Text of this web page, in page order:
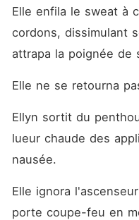
Elle enfila le sweat à
cordons, dissimulant
attrapa la poignée de
Elle ne se retourna
Ellyn sortit du
lueur chaude des
nausée.
Elle ignora
porte coupe-feu en